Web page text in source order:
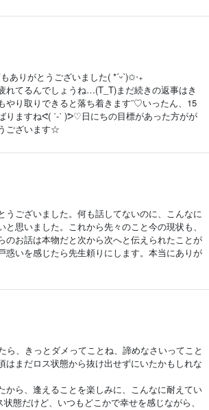
ありがとうございました( *ˊᵕˋ)✩‧₊
れてるんでしょうね…(T_T)まだ続きの返事はき
やり取りできると落ち着きます¨♡いったん、15
りますねᕙ( ˙-˙ )ᕗ♡日にちの目標があった方がが
ございます☆
うございました。何も話してないのに、こんなに
思いました。これから先々のこと今の現状も、
のお話は本物だと次から次へと伝えられたことが
惑いを感じたら先生頼りにします。本当にありが
ら、きっとダメってことね、諦めなさいってこと
まだロス状態から抜け出せずにいたかもしれな
から、逢えることを楽しみに、こんなに耐えてい
状態だけど、いつもどこかで幸せを感じながら、